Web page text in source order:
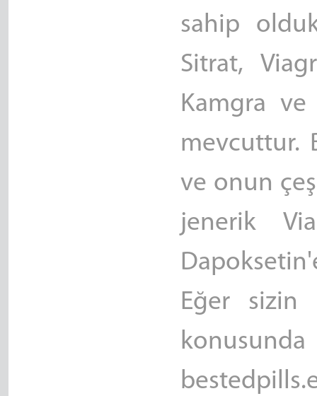
sahip
Sitrat,
Kamgra
mevcuttur.
ve onun
jenerik
Eğer sizin